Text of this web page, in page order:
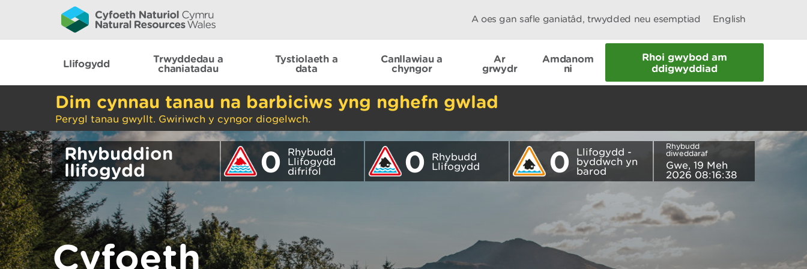
A oes gan safle ganiatâd, trwydded neu esemptiad English
Llifogydd
Trwyddedau a
chaniatadau
Tystiolaeth a
data
Canllawiau a
chyngor
Ar
grwydr
Amdanom
ni
Rhoi gwybod am
ddigwyddiad
Dim cynnau tanau na barbiciws yng nghefn gwlad
Perygl tanau gwyllt. Gwiriwch y cyngor diogelwch.
Rhybuddion
llifogydd
0
Rhybudd
Llifogydd
difrifol
0
Rhybudd
Llifogydd
0
Llifogydd -
byddwch yn
barod
Rhybudd
diweddaraf
Gwe, 19 Meh
2026 08:16:38
Cyfoeth